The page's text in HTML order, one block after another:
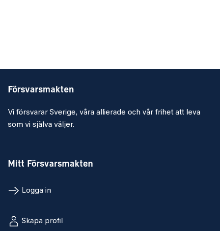
Försvarsmakten
Vi försvarar Sverige, våra allierade och vår frihet att leva
som vi själva väljer.
Mitt Försvarsmakten
Logga in
Skapa profil